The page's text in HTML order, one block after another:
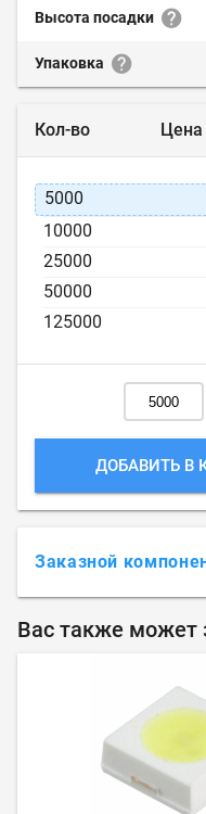
Высота посадки
Упаковка
Кол-во Цена
5000
10000
25000
50000
125000
ДОБАВИТЬ В
Заказной
Вас также может